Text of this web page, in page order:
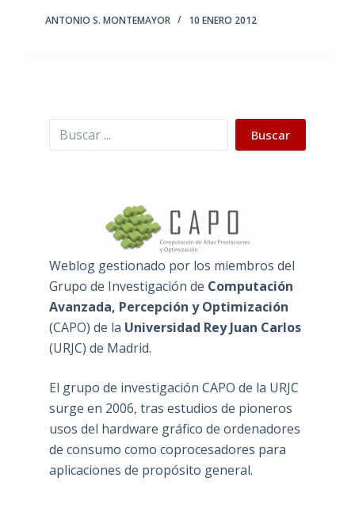
ANTONIO S. MONTEMAYOR 10 ENERO 2012
Buscar Buscar
Weblog gestionado por los miembros del
Grupo de Investigación de Computación
Avanzada, Percepción y Optimización
(CAPO) de la Universidad Rey Juan Carlos
(URJC) de Madrid.
El grupo de investigación CAPO de la URJC
surge en 2006, tras estudios de pioneros
usos del hardware gráfico de ordenadores
de consumo como coprocesadores para
aplicaciones de propósito general.